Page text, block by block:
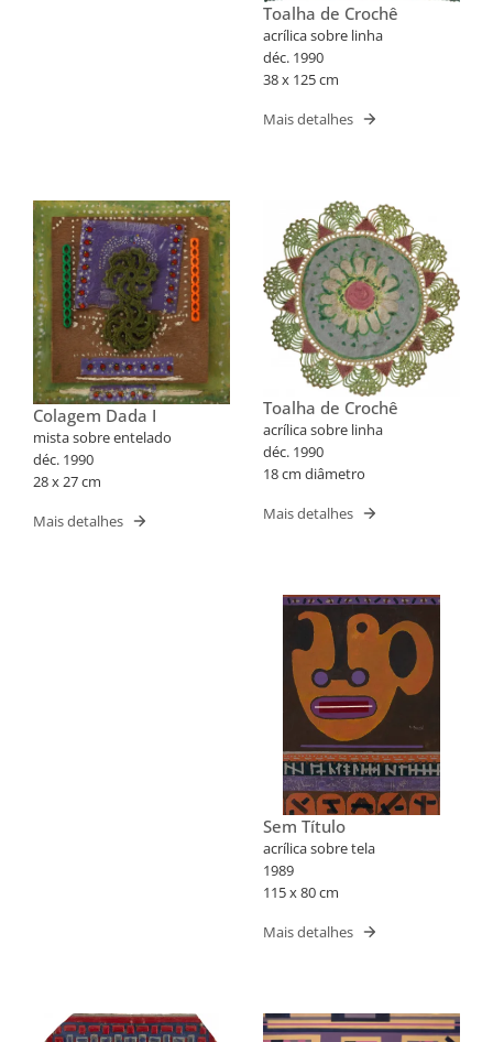
Toalha de Crochê
acrílica sobre linha
déc. 1990
38 x 125 cm
Mais detalhes
Colagem Dada I
mista sobre entelado
déc. 1990
28 x 27 cm
Mais detalhes
Toalha de Crochê
acrílica sobre linha
déc. 1990
18 cm diâmetro
Mais detalhes
Sem Título
acrílica sobre tela
1989
115 x 80 cm
Mais detalhes